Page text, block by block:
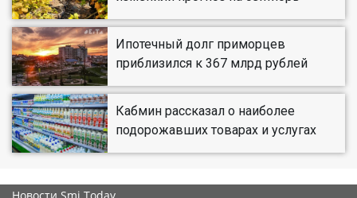
Ипотечный долг приморцев
приблизился к 367 млрд рублей
Кабмин рассказал о наиболее
подорожавших товарах и услугах